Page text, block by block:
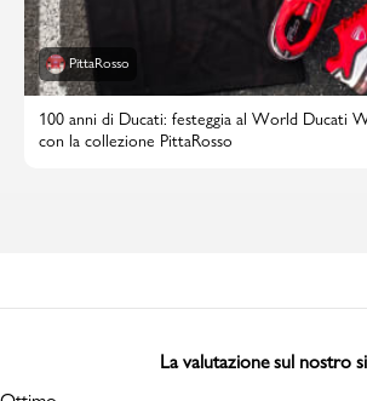
PittaRosso
100 anni di Ducati: festeggia al World Ducati
con la collezione PittaRosso
La valutazione sul nostro